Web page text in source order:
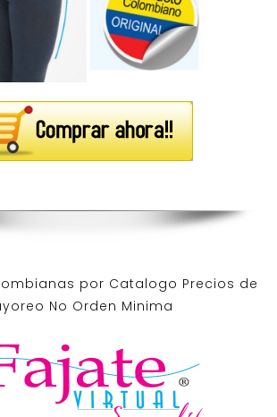
por Catalogo Precios de
No Orden Minima